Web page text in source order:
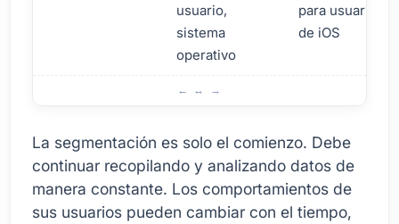
usuario,
sistema
operativo
para usuarios
de iOS
La segmentación es solo el comienzo. Debe
continuar recopilando y analizando datos de
manera constante. Los comportamientos de
sus usuarios pueden cambiar con el tiempo,